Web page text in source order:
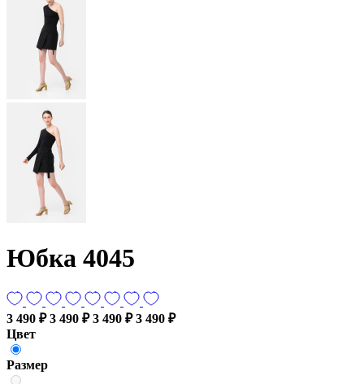
Юбка 4045
3 490 ₽ 3 490 ₽ 3 490 ₽ 3 490 ₽
Цвет
Размер